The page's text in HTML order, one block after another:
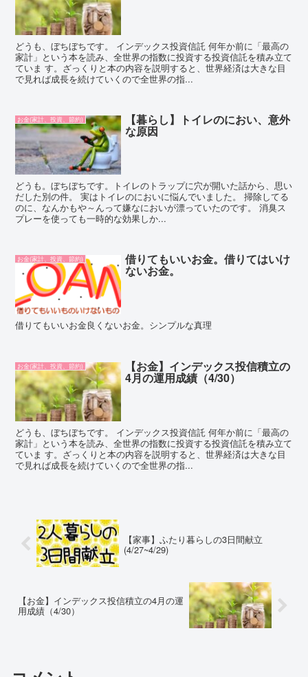
どうも、ぼちぼちです。 インデックス投資信託 何年か前に「最高の
家計」という本を読み、全世界の指数に投資する投資信託を積み立て
ていま す。ざっくりと本の内容を説明すると、世界経済は大きな目
で見れば成長を続けていくので全世界の指...
お金(家計、投資、節約) 【暮らし】トイレのにおい、意外
な原因
どうも。ぼちぼちです。トイレのトラップに穴が開いた話から、思い
だした別の件。 実はトイレのにおいに悩んでいました。 掃除してる
のに、なんかもや～んって嫌なにおいが漂っていたのです。 消臭ス
プレーを使っても一時的な効果しか...
お金(家計、投資、節約) 借りてもいいお金。借りてはいけ
ないお金。
借りてもいいお金良くないお金。シンプルな真理
お金(家計、投資、節約) 【お金】インデックス投信積立の
4月の運用成績（4/30）
どうも、ぼちぼちです。 インデックス投資信託 何年か前に「最高の
家計」という本を読み、全世界の指数に投資する投資信託を積み立て
ていま す。ざっくりと本の内容を説明すると、世界経済は大きな目
で見れば成長を続けていくので全世界の指...
【家事】ふたり暮らしの3日間献立
(4/27~4/29)
【お金】インデックス投信積立の4月の運
用成績（4/30）